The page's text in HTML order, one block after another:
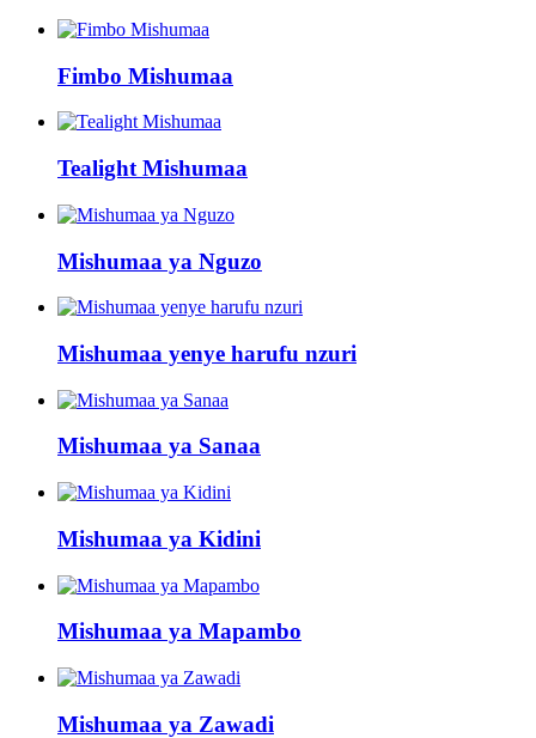
Fimbo Mishumaa
Tealight Mishumaa
Mishumaa ya Nguzo
Mishumaa yenye harufu nzuri
Mishumaa ya Sanaa
Mishumaa ya Kidini
Mishumaa ya Mapambo
Mishumaa ya Zawadi